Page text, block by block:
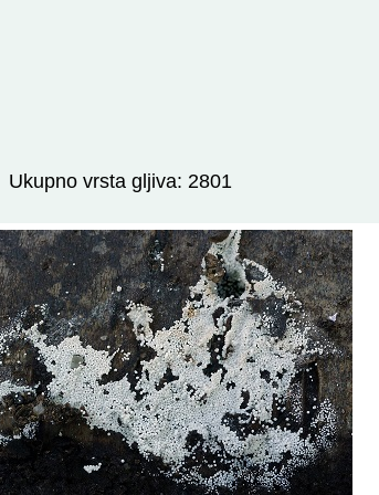
Ukupno vrsta gljiva: 2801